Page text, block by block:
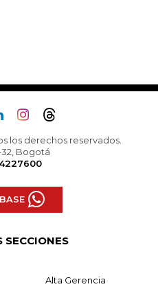
los derechos reservados.
32, Bogotá
4227600
SECCIONES
Alta Gerencia